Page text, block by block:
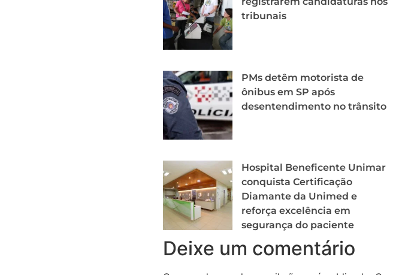
tribunais
PMs detêm motorista de
ônibus em SP após
desentendimento no trânsito
Hospital Beneficente Unimar
conquista Certificação
Diamante da Unimed e
reforça excelência em
segurança do paciente
Deixe um comentário